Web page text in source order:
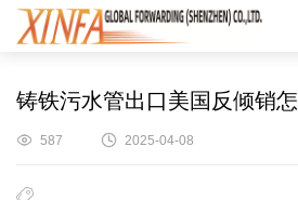
铸铁污水管出口美国反倾销
587 2025-04-08